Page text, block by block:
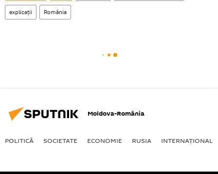
explicații România
Moldova-România
POLITICĂ SOCIETATE ECONOMIE RUSIA INTERNAŢIONAL